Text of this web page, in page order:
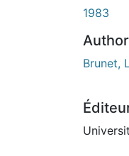
1983
Brunet,